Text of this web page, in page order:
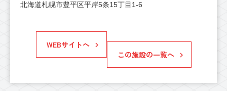
北海道札幌市豊平区平岸5条15丁目1-6
WEBサイトへ
この施設の一覧へ